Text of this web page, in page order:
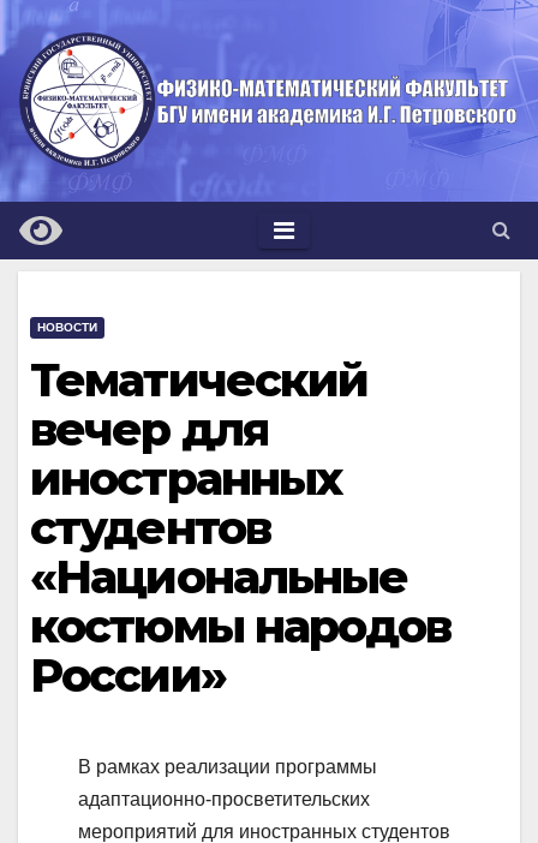
Перейти
к
содержимому
НОВОСТИ
Тематический
вечер для
иностранных
студентов
«Национальные
костюмы народов
России»
В рамках реализации программы
адаптационно-просветительских
мероприятий для иностранных студентов